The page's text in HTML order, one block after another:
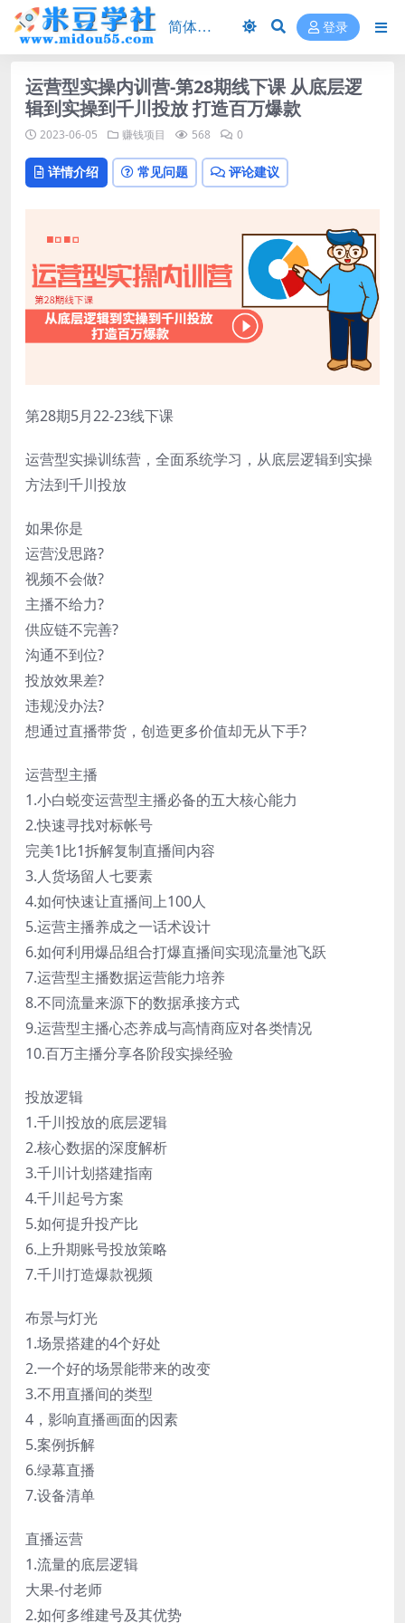
登录
运营型实操内训营-第28期线下课 从底层逻
辑到实操到千川投放 打造百万爆款
2023-06-05 赚钱项目 568 0
详情介绍 常见问题 评论建议
第28期5月22-23线下课
运营型实操训练营，全面系统学习，从底层逻辑到实操
方法到千川投放
如果你是
运营没思路?
视频不会做?
主播不给力?
供应链不完善?
沟通不到位?
投放效果差?
违规没办法?
想通过直播带货，创造更多价值却无从下手?
运营型主播
1.小白蜕变运营型主播必备的五大核心能力
2.快速寻找对标帐号
完美1比1拆解复制直播间内容
3.人货场留人七要素
4.如何快速让直播间上100人
5.运营主播养成之一话术设计
6.如何利用爆品组合打爆直播间实现流量池飞跃
7.运营型主播数据运营能力培养
8.不同流量来源下的数据承接方式
9.运营型主播心态养成与高情商应对各类情况
10.百万主播分享各阶段实操经验
投放逻辑
1.千川投放的底层逻辑
2.核心数据的深度解析
3.千川计划搭建指南
4.千川起号方案
5.如何提升投产比
6.上升期账号投放策略
7.千川打造爆款视频
布景与灯光
1.场景搭建的4个好处
2.一个好的场景能带来的改变
3.不用直播间的类型
4，影响直播画面的因素
5.案例拆解
6.绿幕直播
7.设备清单
直播运营
1.流量的底层逻辑
大果-付老师
2.如何多维建号及其优势